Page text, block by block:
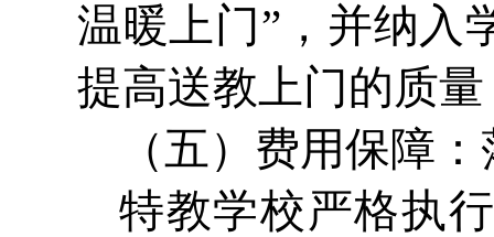
温暖上门”，并纳入
提高送教上门的质量
（五）费用保障
特教学校严格执